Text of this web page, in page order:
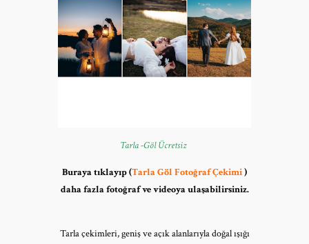
Tarla -Göl Ücretsiz
Buraya tıklayıp (Tarla Göl Fotoğraf Çekimi)
daha fazla fotoğraf ve videoya ulaşabilirsiniz.
Tarla çekimleri, geniş ve açık alanlarıyla doğal ışığı